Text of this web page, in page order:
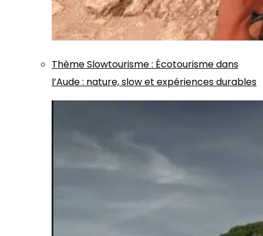
ThèmeSlowtourisme: Écotourisme dans
l’Aude : nature, slow et expériences durables